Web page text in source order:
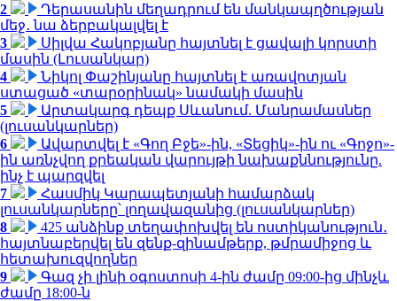
2
Դերասանին մեղադրում են մանկապղծության
մեջ․ նա ձերբակալվել է
3
Սիլվա Հակոբյանը հայտնել է ցավալի կորստի
մասին (Լուսանկար)
4
Նիկոլ Փաշինյանը հայտնել է առավոտյան
ստացած «տարօրինակ» նամակի մասին
5
Արտակարգ դեպք Սևանում. Մանրամասներ
(լուսանկարներ)
6
Ավարտվել է «Գող Բջե»-ին, «Տեցիկ»-ին ու «Գոջո»-
ին առնչվող քրեական վարույթի նախաքննությունը.
ինչ է պարզվել
7
Հասմիկ Կարապետյանի համարձակ
լուսանկարները՝ լողավազանից (լուսանկարներ)
8
425 անձինք տեղափոխվել են ոստիկանություն․
հայտնաբերվել են զենք-զինամթերք, թմրամիջոց և
հետախուզվողներ
9
Գազ չի լինի օգոստոսի 4-ին ժամը 09:00-ից մինչև
ժամը 18:00-ն